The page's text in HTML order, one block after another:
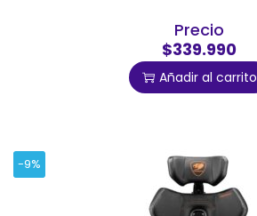
Precio
$339.990
Añadir al carrito
-9%